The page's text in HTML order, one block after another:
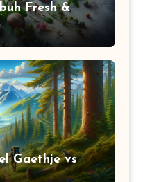
Fresh &
Gaethje vs